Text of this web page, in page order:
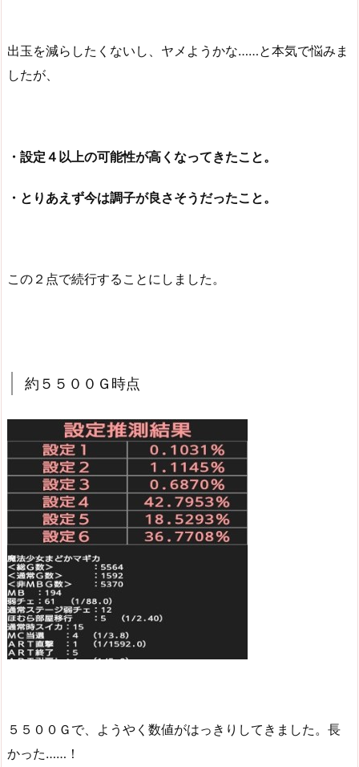
出玉を減らしたくないし、ヤメようかな……と本気で悩みま
したが、
・設定４以上の可能性が高くなってきたこと。
・とりあえず今は調子が良さそうだったこと。
この２点で続行することにしました。
約５５００Ｇ時点
５５００Ｇで、ようやく数値がはっきりしてきました。長
かった……！